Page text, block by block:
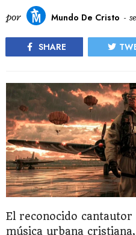
por Mundo De Cristo -
SHARE
El reconocido cantautor
música urbana